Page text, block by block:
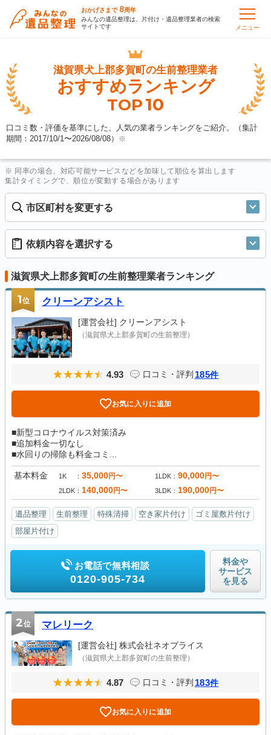
おかげさまで 8周年
みんなの遺品整理は、片付け・遺品整理業者の検索
サイトです
メニュー
滋賀県犬上郡多賀町の生前整理業者
おすすめランキング
TOP10
口コミ数・評価を基準にした、人気の業者ランキングをご紹介。（集計
期間：2017/10/1〜2026/08/08） ※
※ 同率の場合、対応可能サービスなどを加味して順位を算出します
集計タイミングで、順位が変動する場合があります
市区町村を変更する
依頼内容を選択する
滋賀県犬上郡多賀町の生前整理業者ランキング
1位 クリーンアシスト
[運営会社] クリーンアシスト
（滋賀県犬上郡多賀町の生前整理）
4.93 口コミ・評判 185件
お気に入りに追加
■新型コロナウイルス対策済み
■追加料金一切なし
■水回りの掃除も料金コミ...
基本料金 1K 35,000円〜 1LDK 90,000円〜
2LDK 140,000円〜 3LDK 190,000円〜
遺品整理 生前整理 特殊清掃 空き家片付け
ゴミ屋敷片付け
部屋片付け
お電話で無料相談
0120-905-734
料金や
サービス
を見る
2位 マレリーク
[運営会社] 株式会社ネオプライス
（滋賀県犬上郡多賀町の生前整理）
4.87 口コミ・評判 183件
お気に入りに追加